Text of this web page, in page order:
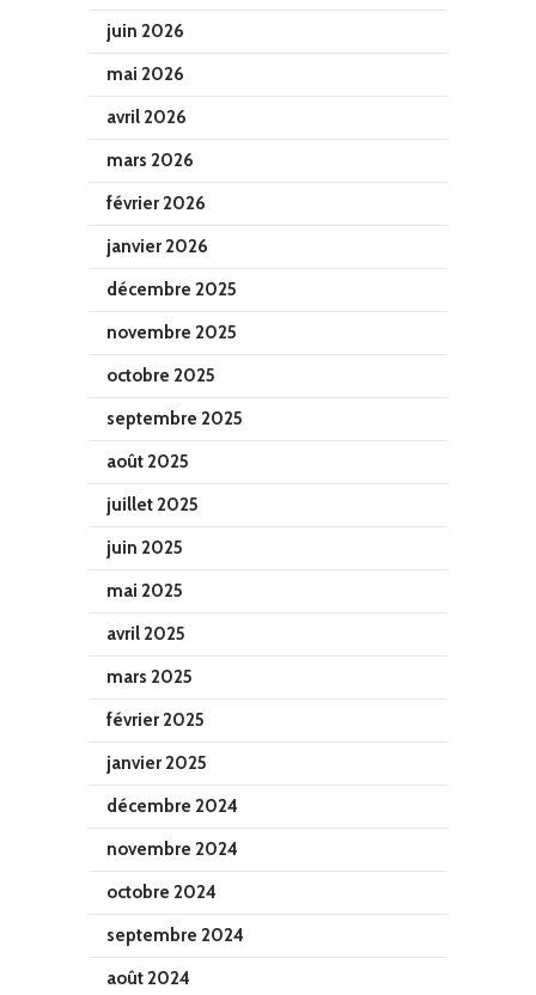
juin 2026
mai 2026
avril 2026
mars 2026
février 2026
janvier 2026
décembre 2025
novembre 2025
octobre 2025
septembre 2025
août 2025
juillet 2025
juin 2025
mai 2025
avril 2025
mars 2025
février 2025
janvier 2025
décembre 2024
novembre 2024
octobre 2024
septembre 2024
août 2024